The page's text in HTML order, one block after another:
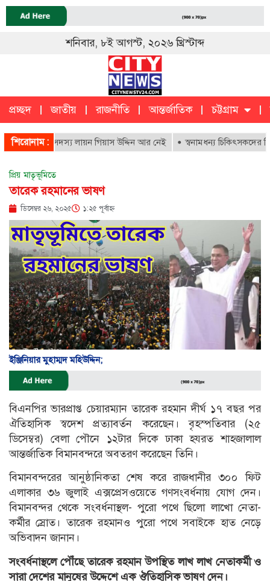
শনিবার, ৮ই আগস্ট, ২০২৬ খ্রিস্টাব্দ
প্রচ্ছদ জাতীয় রাজনীতি আন্তর্জাতিক চট্টগ্রাম
চট্টগ্রাম
শিরোনাম :
আজীবন সদস্য লায়ন গিয়াস উদ্দিন আর নেই স্বনামধন্য চিকিৎসকদের
প্রিয় মাতৃভূমিতে
তারেক রহমানের ভাষণ
ডিসেম্বর ২৬, ২০২৫ ১:২৫ পূর্বাহ্ণ
ইঞ্জিনিয়ার মুহাম্মদ মহিউদ্দিন;
বিএনপির ভারপ্রাপ্ত চেয়ারম্যান তারেক রহমান দীর্ঘ ১৭ বছর পর
ঐতিহাসিক স্বদেশ প্রত্যাবর্তন করেছেন। বৃহস্পতিবার (২৫
ডিসেম্বর) বেলা পৌনে ১২টার দিকে ঢাকা হযরত শাহজালাল
আন্তর্জাতিক বিমানবন্দরে অবতরণ করেছেন তিনি।
বিমানবন্দরের আনুষ্ঠানিকতা শেষ করে রাজধানীর ৩০০ ফিট
এলাকার ৩৬ জুলাই এক্সপ্রেসওয়েতে গণসংবর্ধনায় যোগ দেন।
বিমানবন্দর থেকে সংবর্ধনাস্থল- পুরো পথে ছিলো লাখো নেতা-
কর্মীর স্রোত। তারেক রহমানও পুরো পথে সবাইকে হাত নেড়ে
অভিবাদন জানান।
সংবর্ধনাস্থলে পৌঁছে তারেক রহমান উপস্থিত লাখ লাখ নেতাকর্মী ও
সারা দেশের মানুষের উদ্দেশে এক ঔতিহাসিক ভাষণ দেন।